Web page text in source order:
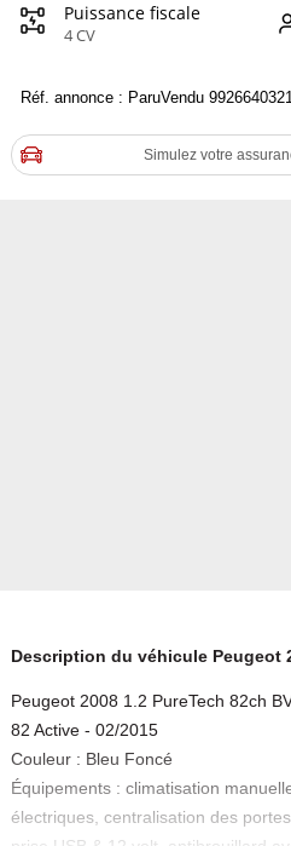
Puissance fiscale
4 CV
Réf. annonce : ParuVendu
Simulez votre
Description du véhicule Peugeot
Peugeot 2008 1.2 PureTech 82ch
82 Active - 02/2015
Couleur : Bleu Foncé
Équipements : climatisation
électriques, centralisation des